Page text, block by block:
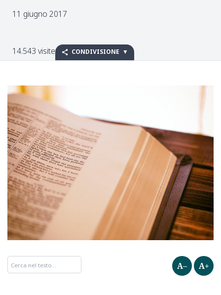
11 giugno 2017
14.543 visite CONDIVISIONE
A– A+